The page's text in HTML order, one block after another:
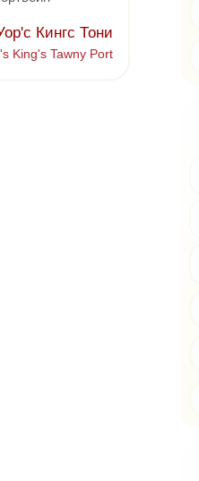
Кингс Тони
King's Tawny Port